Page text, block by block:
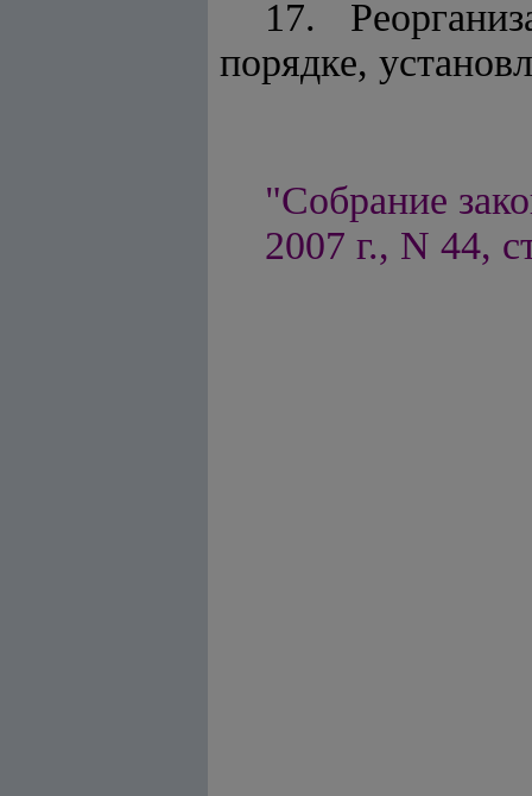
17.
порядке,
"Собрание
2007 г., N 44,